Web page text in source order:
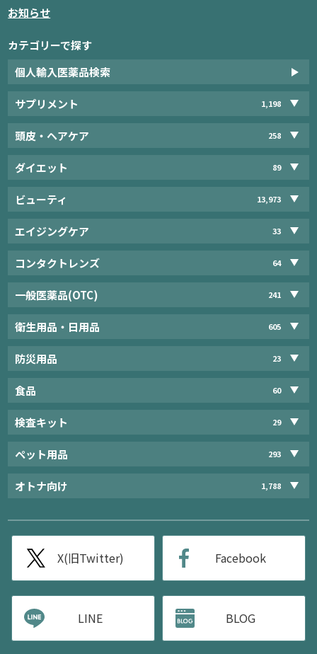
お知らせ
カテゴリーで探す
個人輸入医薬品検索
サプリメント 1,198
頭皮・ヘアケア 258
ダイエット 89
ビューティ 13,973
エイジングケア 33
コンタクトレンズ 64
一般医薬品(OTC) 241
衛生用品・日用品 605
防災用品 23
食品 60
検査キット 29
ペット用品 293
オトナ向け 1,788
X(旧Twitter) Facebook
LINE BLOG